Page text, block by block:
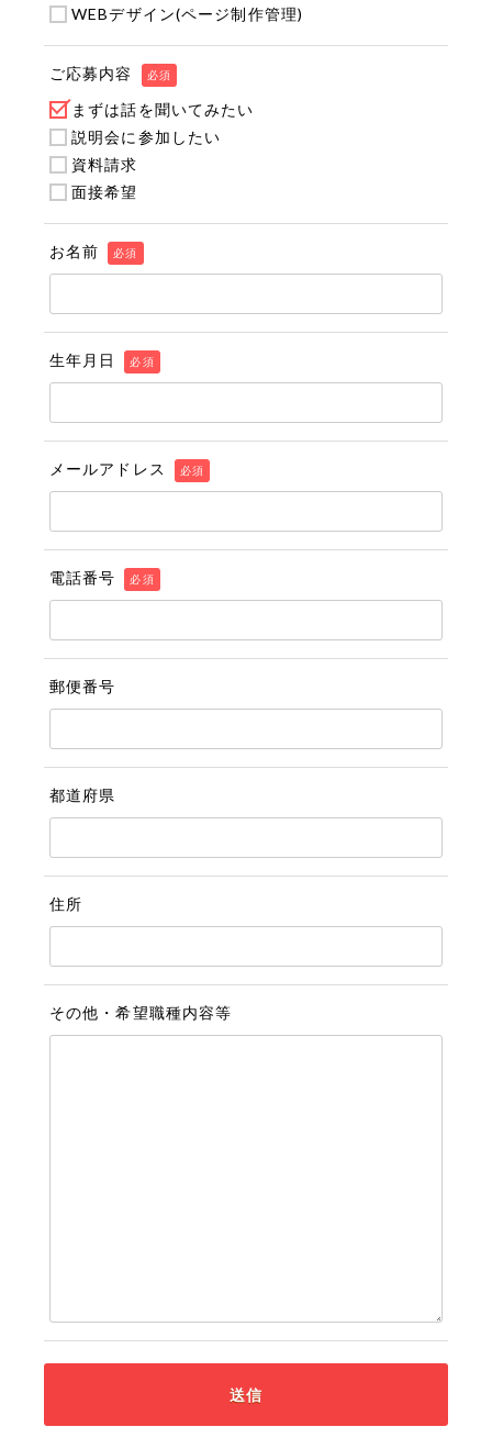
WEBデザイン(ページ制作管理)
ご応募内容 必須
まずは話を聞いてみたい
説明会に参加したい
資料請求
面接希望
お名前 必須
生年月日 必須
メールアドレス 必須
電話番号 必須
郵便番号
都道府県
住所
その他・希望職種内容等